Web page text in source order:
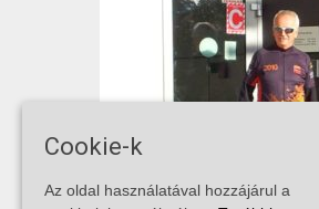
Cookie-k
Az oldal használatával hozzájárul a